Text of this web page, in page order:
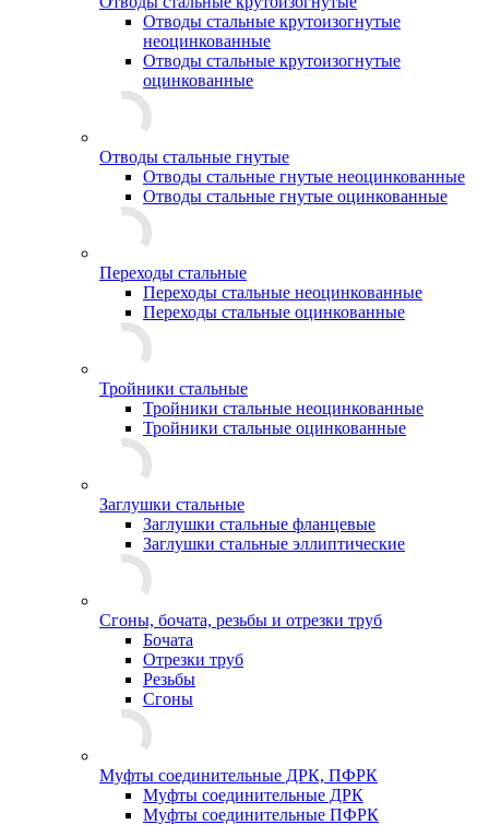
Отводы стальные крутоизогнутые
неоцинкованные
Отводы стальные крутоизогнутые
оцинкованные
Отводы стальные гнутые
Отводы стальные гнутые неоцинкованные
Отводы стальные гнутые оцинкованные
Переходы стальные
Переходы стальные неоцинкованные
Переходы стальные оцинкованные
Тройники стальные
Тройники стальные неоцинкованные
Тройники стальные оцинкованные
Заглушки стальные
Заглушки стальные фланцевые
Заглушки стальные эллиптические
Сгоны, бочата, резьбы и отрезки труб
Бочата
Отрезки труб
Резьбы
Сгоны
Муфты соединительные ДРК, ПФРК
Муфты соединительные ДРК
Муфты соединительные ПФРК